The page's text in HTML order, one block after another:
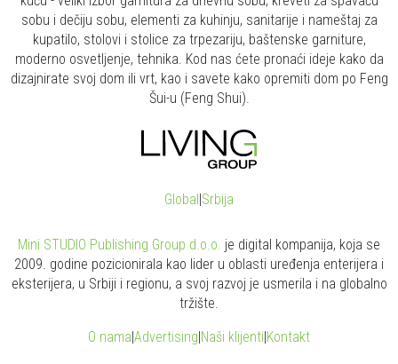
sobu i dečiju sobu, elementi za kuhinju, sanitarije i nameštaj za
kupatilo, stolovi i stolice za trpezariju, baštenske garniture,
moderno osvetljenje, tehnika. Kod nas ćete pronaći ideje kako da
dizajnirate svoj dom ili vrt, kao i savete kako opremiti dom po Feng
Šui-u (Feng Shui).
Global|Srbija
Mini STUDIO Publishing Group d.o.o. je digital kompanija, koja se
2009. godine pozicionirala kao lider u oblasti uređenja enterijera i
eksterijera, u Srbiji i regionu, a svoj razvoj je usmerila i na globalno
tržište.
O nama|Advertising|Naši klijenti|Kontakt